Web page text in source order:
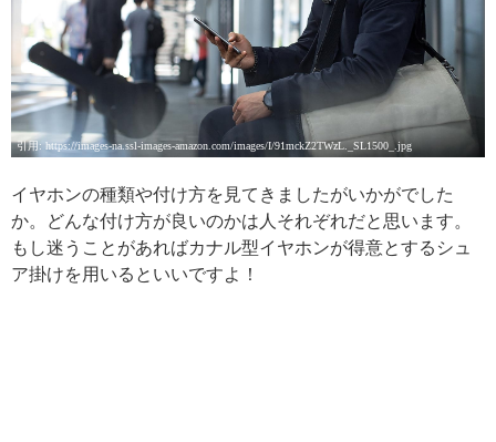
引用: https://images-na.ssl-images-amazon.com/images/I/91mckZ2TWzL._SL1500_.jpg
イヤホンの種類や付け方を見てきましたがいかがでした
か。どんな付け方が良いのかは人それぞれだと思います。
もし迷うことがあればカナル型イヤホンが得意とするシュ
ア掛けを用いるといいですよ！